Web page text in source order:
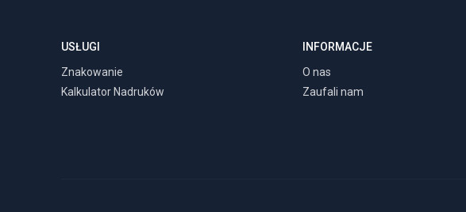
USŁUGI
Znakowanie
Kalkulator Nadruków
INFORMACJE
O nas
Zaufali nam